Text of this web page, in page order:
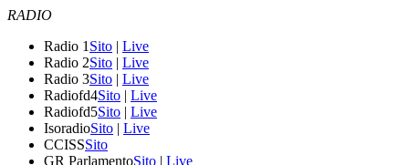
RADIO
Radio 1 Sito | Live
Radio 2Sito | Live
Radio 3Sito | Live
Radiofd4Sito | Live
Radiofd5Sito | Live
IsoradioSito | Live
CCISSSito
GR ParlamentoSito | Live